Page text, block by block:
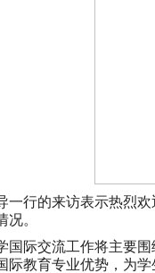
一行的来访表示热烈
。
国际交流工作将主要
教育专业优势，为学